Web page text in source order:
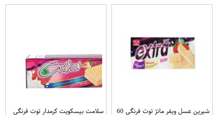
شیرین عسل ویفر مانژ توت فرنگی 60
سلامت بیسکویت کرمدار توت فرنگی